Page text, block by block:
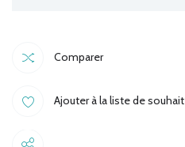
Comparer
Ajouter à la liste de souhait